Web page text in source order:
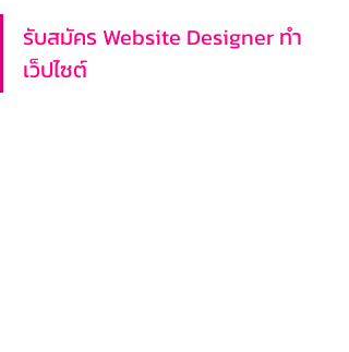
รับสมัคร Website Designer ทำ
เว็ปไซต์